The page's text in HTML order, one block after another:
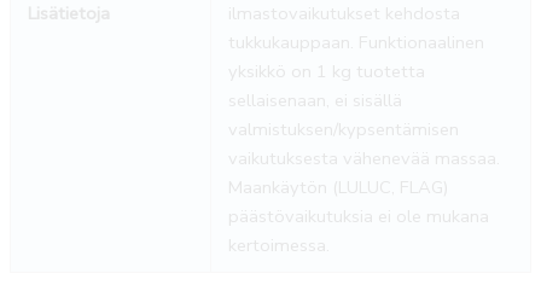
Lisätietoja
ilmastovaikutukset kehdosta
tukkukauppaan. Funktionaalinen
yksikkö on 1 kg tuotetta
sellaisenaan, ei sisällä
valmistuksen/kypsentämisen
vaikutuksesta vähenevää massaa.
Maankäytön (LULUC, FLAG)
päästövaikutuksia ei ole mukana
kertoimessa.